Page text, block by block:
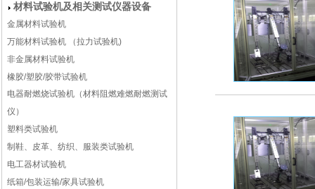
材料试验机及相关测试仪器设备
金属材料试验机
万能材料试验机 （拉力试验机)
非金属材料试验机
橡胶/塑胶/胶带试验机
电器耐燃烧试验机（材料阻燃难燃耐燃测试
仪）
塑料类试验机
制鞋、皮革、纺织、服装类试验机
电工器材试验机
纸箱/包装运输/家具试验机